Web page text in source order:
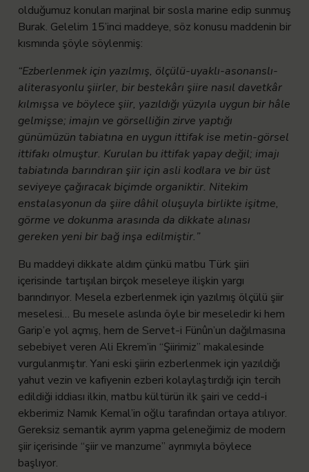
olduğumuz konuları marjinal bir sosla marine edip sunmuş
Burak. Gelelim 15’inci maddeye, söz konusu maddenin bir
kısmında şöyle söylenmiş:
“Ezberlenmek için yazılmış, ölçülü-uyaklı-asonanslı-
aliterasyonlu şiirler, bir bestekârı şiire nasıl davetkâr
kılmışsa ve böylece şiir, yazıldığı yüzyıla uygun bir hâle
gelmişse; imajın ve görselliğin zirve yaptığı
günümüzün tabiatına en uygun ittifak ise metin-görsel
ittifakı olmuştur. Kurulan bu ittifak yapay değil; imajı
tabiatında barındıran şiir için asli kodlara ve bir üst
seviyeye çağıracak biçimde organiktir. Nitekim
enstalasyonun da şiire dâhil oluşuyla birlikte işitme,
görme ve dokunma arasında da dikkate alınası
gereken yeni bir bağ inşa edilmiştir.”
Bu maddeyi dikkate aldım çünkü matbu Türk şiiri
içerisinde tartışılan birçok meseleye ilişkin yargı
barındırıyor. Mesela ezberlenmek için yazılmış ölçülü şiir
meselesi… Bu mesele aslında öyle bir meseledir ki hem
Garip’e yol açmış, hem de Servet-i Fünûn’un dağılmasına
sebebiyet veren Ali Ekrem’in “Şiirimiz” makalesinde
vurgulanmıştır. Yani eski şiirin ezberlenmek için yazıldığı
yahut vezin ve kafiyenin ezberi kolaylaştırdığı için tercih
edildiği iddiası ilkin, matbu kültürün ilk şairi ve cedd-i
ekberimiz Namık Kemal’in oğlu tarafından ortaya atılıyor.
Gereksiz semantik ayrım yapma geleneğimiz de modern
şiir içerisinde “şiir ve manzume” ayrımıyla böylece
başlıyor.